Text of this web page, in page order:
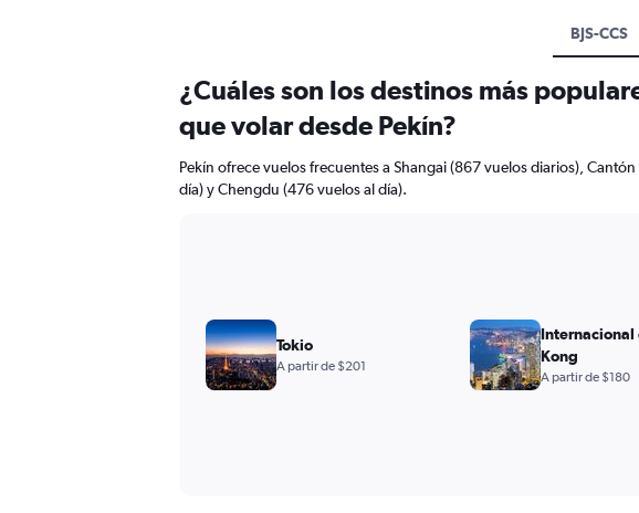
BJS-CCS
¿Cuáles son los destinos más
que volar desde Pekín?
Pekín ofrece vuelos frecuentes a Shangai (867 vuelos diarios),
día) y Chengdu (476 vuelos al día).
Tokio
A partir de $201
Internacional
Kong
A partir de $180